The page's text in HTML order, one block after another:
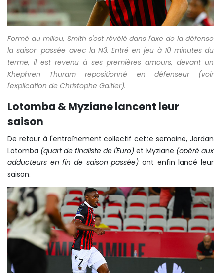
Formé au milieu, Smith s'est révélé dans l'axe de la défense
la saison passée avec la N3. Entré en jeu à 10 minutes du
terme, il est revenu à ses premières amours, devant un
Khephren Thuram repositionné en défenseur (voir
l'explication de Christophe Galtier).
Lotomba & Myziane lancent leur
saison
De retour à l'entraînement collectif cette semaine, Jordan
Lotomba (quart de finaliste de l'Euro)et Myziane (opéré aux
adducteurs en fin de saison passée) ont enfin lancé leur
saison.